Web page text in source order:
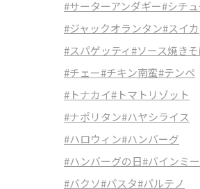
#サーターアンダギー#シチ
#ジャックオランタン#スイカ
#スパゲッティ#ソース焼き
#チェー#チキン南蛮#テンペ
#トナカイ#トマトリゾット
#ナポリタン#ハヤシライス
#ハロウィン#ハンバーグ
#ハンバーグの日#バインミー
#バクソ#パスタ#パルテノ